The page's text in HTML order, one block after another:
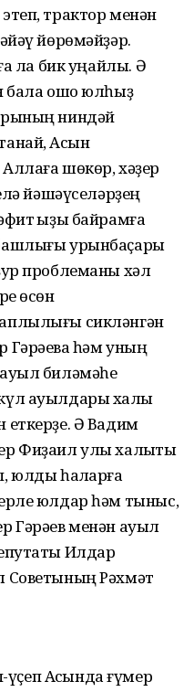
трактор менән
йөрөмәйҙәр.
ла бик уңайлы. Ә
бала ошо юлһыҙ
ниндәй
Асҡын
шөкөр, хәҙер
йәшәүселәрҙең
ҡыҙы байрамға
урынбаҫары
проблеманы хәл
өсөн
сикләнгән
һәм уның
биләмәһе
ауылдары халҡы
еткерҙе. Ә Вадим
Фиҙаил улы халыҡты
юлды һаҡларға
юлдар һәм тыныс,
Гәрәев менән ауыл
Илдар
Советының Рәхмәт
Асҡында ғүмер